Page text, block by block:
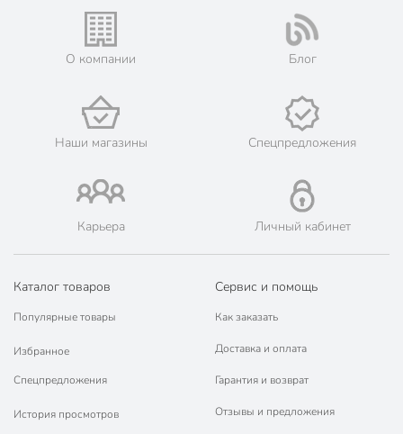
2.7 кг
Время полного высыхания, ч
24 ч
Расход, кг/м2
0.2 кг/м2
Простокрашено
Страна производства
Россия
однокомпонентный
Тип покрытия
кроющий
Цвет
желто-
Особенности
износостойкий
О компании Блог
Наши магазины Спецпредложения
Карьера Личный кабинет
Каталог товаров
Популярные товары
Избранное
Спецпредложения
История просмотров
Сервис и помощь
Как заказать
Доставка и оплата
Гарантия и возврат
Отзывы и предложения